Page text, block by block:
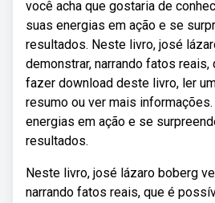
você acha que gostaria de
suas energias em ação e se
resultados. Neste livro, josé
demonstrar, narrando fatos reais,
fazer download deste livro, ler
resumo ou ver mais
energias em ação e se
resultados.
Neste livro, josé lázaro boberg
narrando fatos reais, que é